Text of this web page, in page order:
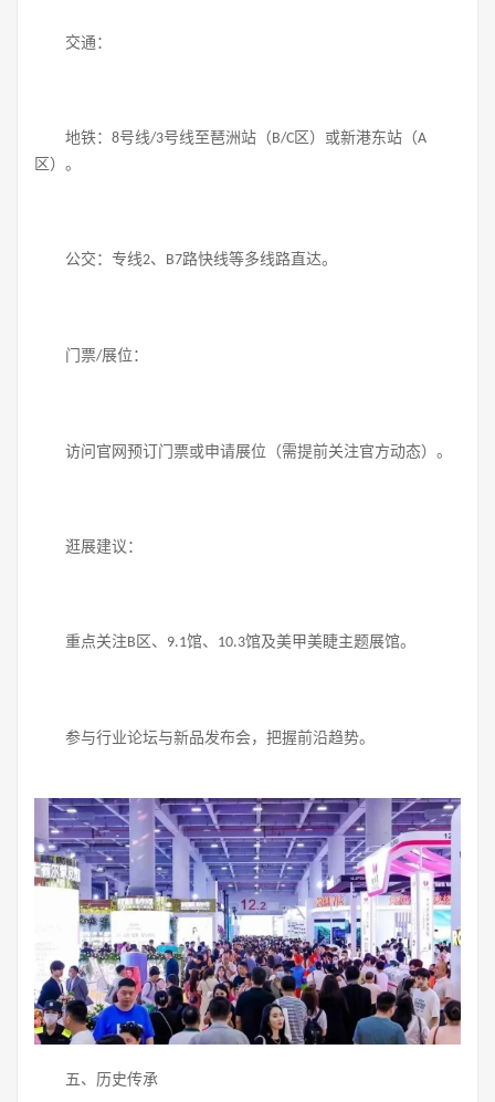
交通：
地铁： 8号线/3号线至琶洲站（B/C 区）或新港东站（A
区）。
公交：专线2、 B7路快线等多线路直达。
门票/展位：
访问官网预订门票或申请展位（需提前关注官方动态）。
逛展建议：
重点关注B 区、 9.1馆、 10.3馆及美甲美睫主题展馆。
参与行业论坛与新品发布会，把握前沿趋势。
五、历史传承